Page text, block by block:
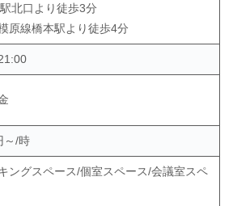
北口より徒歩3分
原線橋本駅より徒歩4分
～/時
ングスペース/個室スペース/会議室スペ